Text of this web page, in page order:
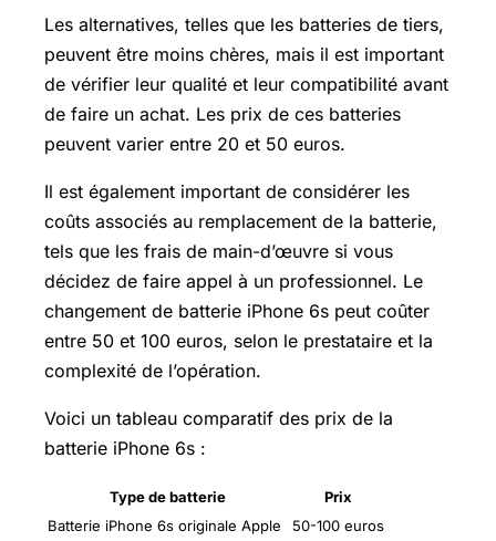
Les alternatives, telles que les batteries de tiers,
peuvent être moins chères, mais il est important
de vérifier leur qualité et leur compatibilité avant
de faire un achat. Les prix de ces batteries
peuvent varier entre 20 et 50 euros.
Il est également important de considérer les
coûts associés au remplacement de la batterie,
tels que les frais de main-d’œuvre si vous
décidez de faire appel à un professionnel. Le
changement de batterie iPhone 6s peut coûter
entre 50 et 100 euros, selon le prestataire et la
complexité de l’opération.
Voici un tableau comparatif des prix de la
batterie iPhone 6s :
Type de batterie
Prix
Batterie iPhone 6s originale Apple
50-100 euros